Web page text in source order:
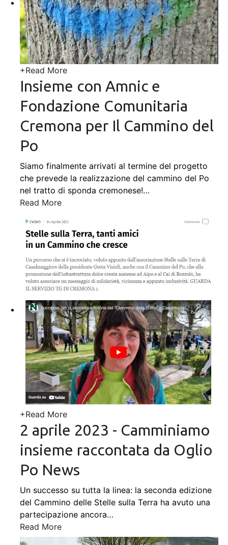
+Read More
Insieme con Amnic e
Fondazione Comunitaria
Cremona per Il Cammino del
Po
Siamo finalmente arrivati al termine del progetto
che prevede la realizzazione del cammino del Po
nel tratto di sponda cremonese!…
Read More
+Read More
2 aprile 2023 - Camminiamo
insieme raccontata da Oglio
Po News
Un successo su tutta la linea: la seconda edizione
del Cammino delle Stelle sulla Terra ha avuto una
partecipazione ancora…
Read More